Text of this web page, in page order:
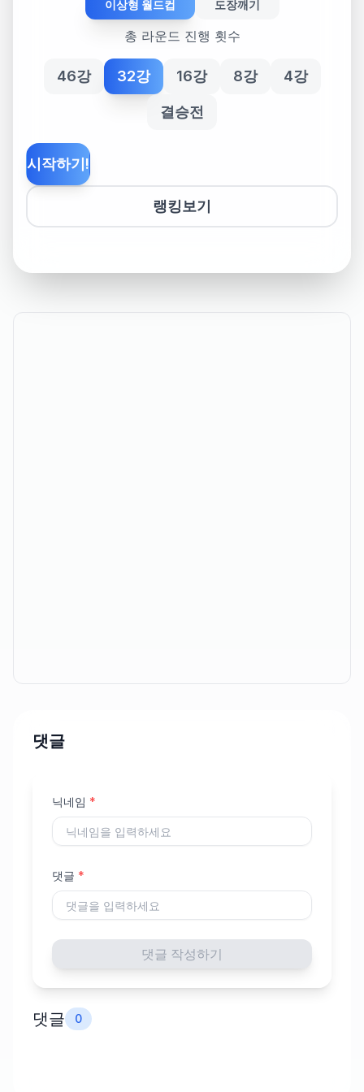
이상형 월드컵 도장깨기
총 라운드 진행 횟수
46강 32강 16강 8강 4강
결승전
랭킹보기
시작하기!
댓글
닉네임 *
댓글 *
댓글 작성하기
댓글 0